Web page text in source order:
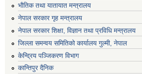
भाैतिक तथा यातायात मन्त्रालय
नेपाल सरकार गृह मन्त्रालय
नेपाल सरकार शिक्षा, विज्ञान तथा प्रविधि मन्त्रालय
जिल्ला समन्वय समितिको कार्यालय गुल्मी, नेपाल
केन्द्रिय पञ्जिकरण विभाग
कान्तिपुर दैनिक